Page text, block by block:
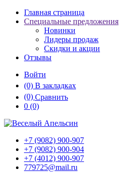
Главная страница
Специальные предложения
Новинки
Лидеры продаж
Скидки и акции
Отзывы
Войти
(0) В закладках
(0) Сравнить
0 (0)
+7 (9082) 900-907
+7 (9082) 900-904
+7 (4012) 900-907
779725@mail.ru